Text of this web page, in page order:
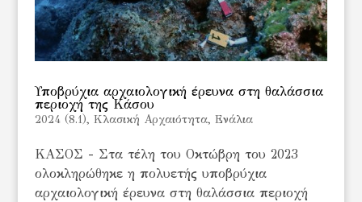
Υποβρύχια αρχαιολογική έρευνα στη θαλάσσια
περιοχή της Κάσου
2024 (8.1), Kλασική Αρχαιότητα, Ενάλια
ΚΑΣΟΣ - Στα τέλη του Οκτώβρη του 2023
ολοκληρώθηκε η πολυετής υποβρύχια
αρχαιολογική έρευνα στη θαλάσσια περιοχή